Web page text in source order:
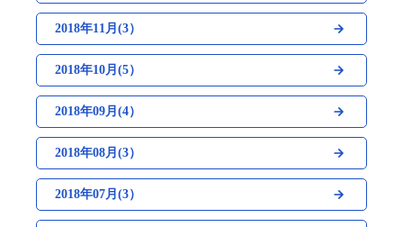
2018年11月(3）
2018年10月(5）
2018年09月(4）
2018年08月(3）
2018年07月(3）